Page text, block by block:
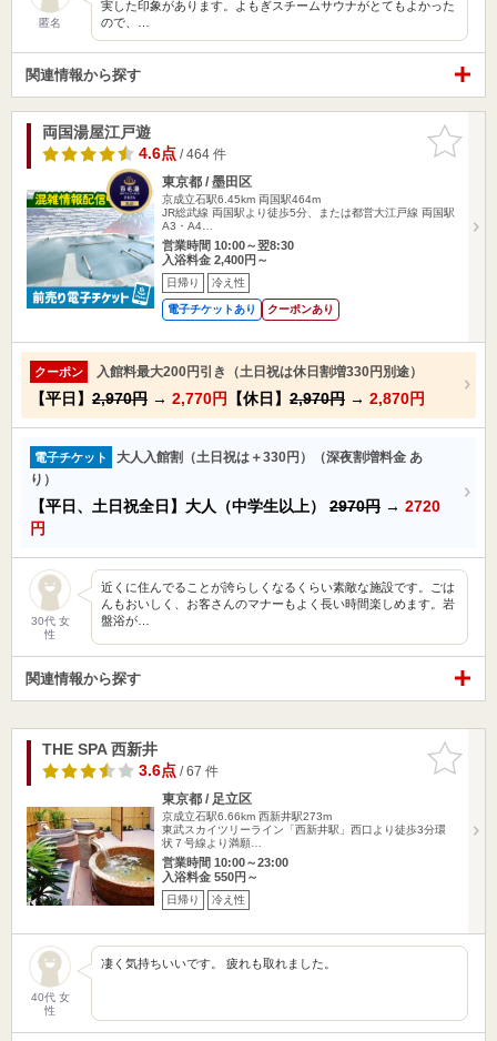
匿名
実した印象があります。よもぎスチームサウナがとてもよかった
ので、…
関連情報から探す
お気に入
りに追加
両国湯屋江戸遊
4.6点/ 464 件
東京都 / 墨田区
京成立石駅6.45km 両国駅464m
JR総武線 両国駅より徒歩5分、または都営大江戸線 両国駅
A3・A4…
営業時間 10:00～翌8:30
入浴料金 2,400円～
日帰り 冷え性
電子チケットあり クーポンあり
クーポン 入館料最大200円引き（土日祝は休日割増330円別途）
【平日】 2,970円 → 2,770円 【休日】 2,970円 → 2,870円
電子チケット
大人入館割（土日祝は＋330円）（深夜割増料金 あ
り）
【平日、土日祝全日】大人（中学生以上） 2970円 → 2720
円
30代 女
性
近くに住んでることが誇らしくなるくらい素敵な施設です。ごは
んもおいしく、お客さんのマナーもよく長い時間楽しめます。岩
盤浴が…
関連情報から探す
お気に入
りに追加
THE SPA 西新井
3.6点/ 67 件
東京都 / 足立区
京成立石駅6.66km 西新井駅273m
東武スカイツリーライン「西新井駅」西口より徒歩3分環
状７号線より満願…
営業時間 10:00～23:00
入浴料金 550円～
日帰り 冷え性
40代 女
性
凄く気持ちいいです。 疲れも取れました。